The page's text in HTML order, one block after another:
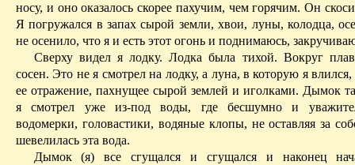
носу, и оно оказалось скорее пахучим, чем горячим. Он
Я погружался в запах сырой земли, хвои, луны, колодца,
не осенило, что я и есть этот огонь и поднимаюсь,
Сверху видел я лодку. Лодка была тихой. Вокруг
сосен. Это не я смотрел на лодку, а луна, в которую я
ее отражение, пахнущее сырой землей и иголками. Дымок
я смотрел уже из-под воды, где бесшумно и
водомерки, головастики, водяные клопы, не оставляя за
шевелилась эта вода.
Дымок (я) все сгущался и сгущался и наконец